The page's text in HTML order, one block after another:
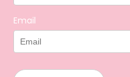
Email